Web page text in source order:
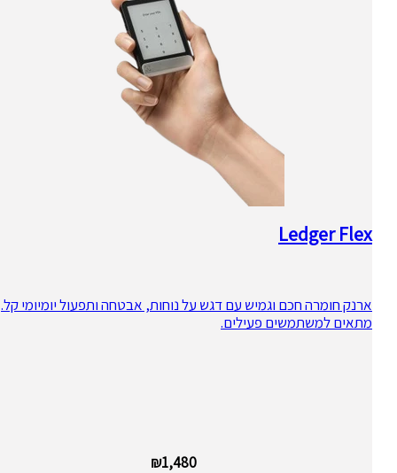
Ledger Flex
ארנק חומרה חכם וגמיש עם דגש על נוחות, אבטחה ותפעול יומיומי קל.
מתאים למשתמשים פעילים.
₪1,480